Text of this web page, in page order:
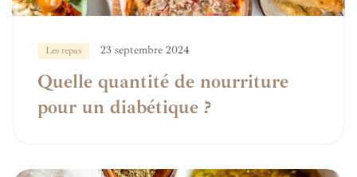
Les repas 23 septembre 2024
Quelle quantité de nourriture
pour un diabétique ?